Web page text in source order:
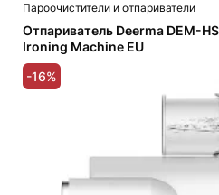
Пароочистители и отпариватели
Отпариватель Deerma DEM-
Ironing Machine EU
-16%